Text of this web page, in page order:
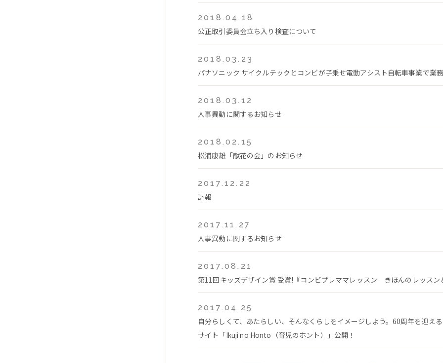
2018.04.18
公正取引委員会立ち入り検査について
2018.03.23
パナソニック サイクルテックとコンビが子乗せ電動アシスト自転車事業で業
2018.03.12
人事異動に関するお知らせ
2018.02.15
松浦康雄「献花の会」のお知らせ
2017.12.22
訃報
2017.11.27
人事異動に関するお知らせ
2017.08.21
第11回キッズデザイン賞 受賞!『コンビプレママレッスン きほんのレッスン
2017.04.25
自分らしくて、あたらしい、そんなくらしをイメージしよう。60周年を迎え
サイト「Ikuji no Honto（育児のホント）」公開！